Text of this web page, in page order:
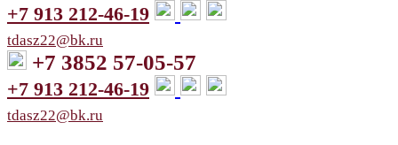
+7 913 212-46-19
tdasz22@bk.ru
+7 3852 57-05-57
+7 913 212-46-19
tdasz22@bk.ru